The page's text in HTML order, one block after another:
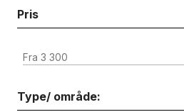
Pris
Fra 3 300
Type/ område: